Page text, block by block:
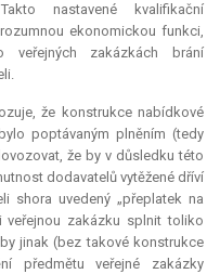
nastavené kvalifikační
ekonomickou funkci,
zakázkách brání
že konstrukce nabídkové
poptávaným plněním (tedy
že by v důsledku této
dodavatelů vytěžené dříví
shora uvedený „přeplatek na
veřejnou zakázku splnit toliko
jinak (bez takové konstrukce
předmětu veřejné zakázky